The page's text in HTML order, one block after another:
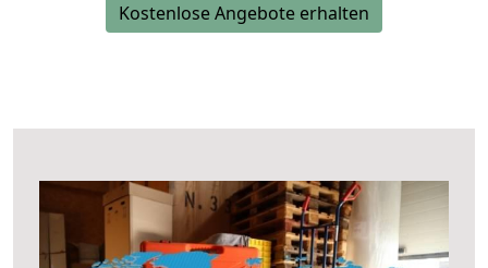
Kostenlose Angebote erhalten